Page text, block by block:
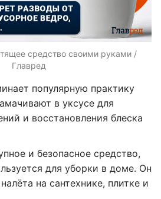
средство своими руками /
Главред
популярную практику
в уксусе для
и восстановления блеска
и безопасное средство,
для уборки в доме. Он
на сантехнике, плитке и